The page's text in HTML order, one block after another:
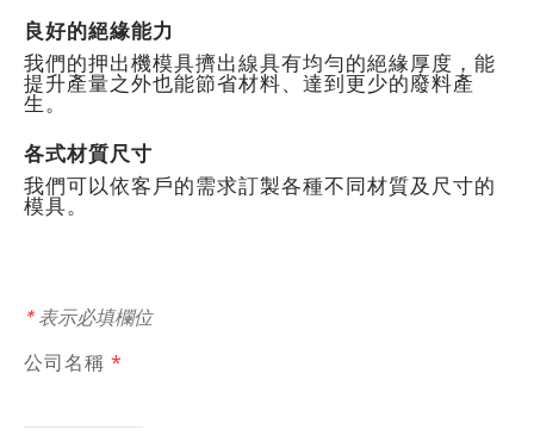
良好的絕緣能力
我們的押出機模具擠出線具有均勻的絕緣厚度，能
提升產量之外也能節省材料、達到更少的廢料產
生。
各式材質尺寸
我們可以依客戶的需求訂製各種不同材質及尺寸的
模具。
*表示必填欄位
公司名稱 *